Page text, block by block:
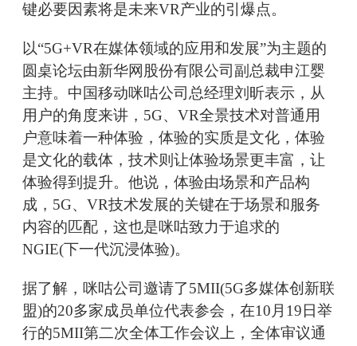
键必要因素将是未来VR产业的引爆点。
以“5G+VR在媒体领域的应用和发展”为主题的
圆桌论坛由新华网股份有限公司副总裁申江婴
主持。中国移动咪咕公司总经理刘昕表示，从
用户的角度来讲，5G、VR全景技术对普通用
户意味着一种体验，体验的实质是文化，体验
是文化的载体，技术则让体验场景更丰富，让
体验得到提升。他说，体验由场景和产品构
成，5G、VR技术发展的关键在于场景和服务
内容的匹配，这也是咪咕致力于追求的
NGIE(下一代沉浸体验)。
据了解，咪咕公司邀请了5MII(5G多媒体创新联
盟)的20多家成员单位代表参会，在10月19日举
行的5MII第二次全体工作会议上，全体审议通